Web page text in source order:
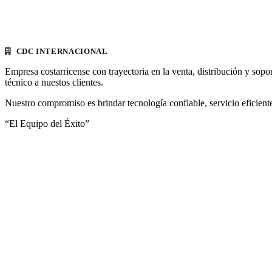
CDC INTERNACIONAL
Empresa costarricense con trayectoria en la venta, distribución y
técnico a nuestos clientes.
Nuestro compromiso es brindar tecnología confiable, servicio
“El Equipo del Éxito”